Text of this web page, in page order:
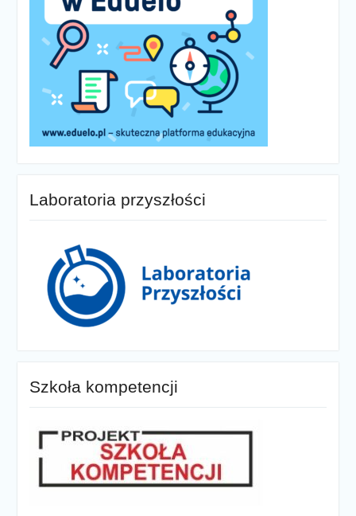
Laboratoria przyszłości
Szkoła kompetencji